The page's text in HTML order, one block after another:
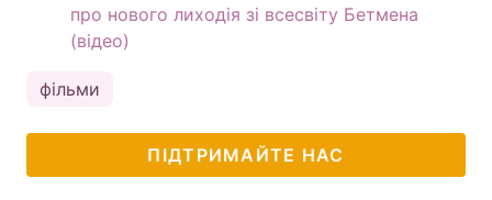
про нового лиходія зі всесвіту Бетмена
(відео)
фільми
ПІДТРИМАЙТЕ НАС